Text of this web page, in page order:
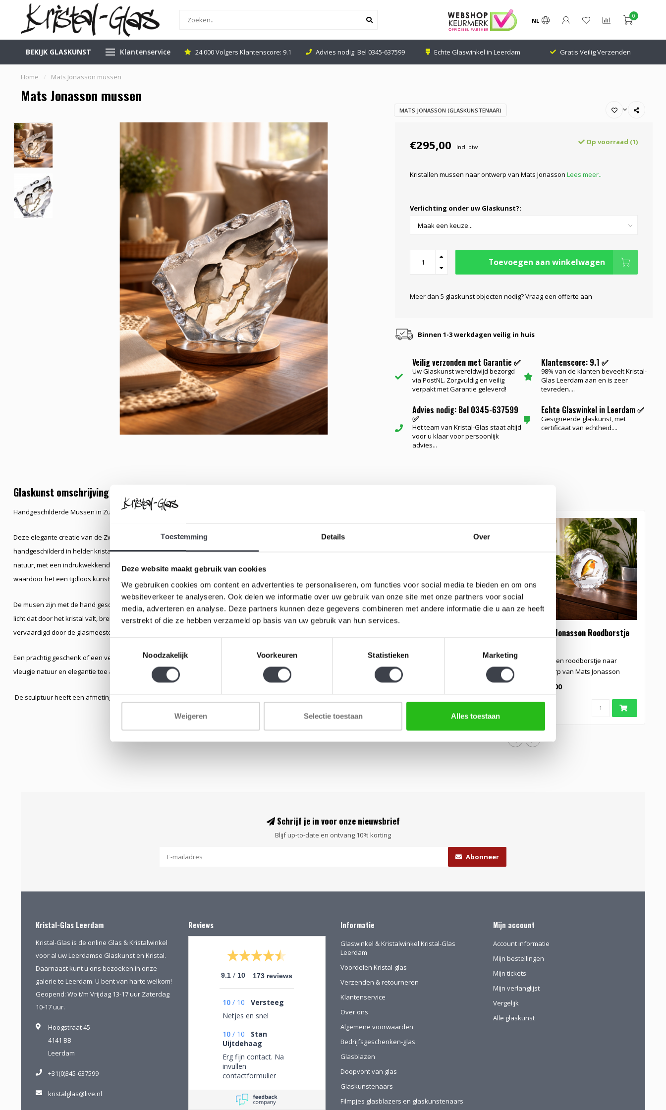
Toestemming Details Over
Deze website maakt gebruik van cookies
We gebruiken cookies om content en advertenties te personaliseren, om functies voor social media te bieden en om ons
websiteverkeer te analyseren. Ook delen we informatie over uw gebruik van onze site met onze partners voor social
media, adverteren en analyse. Deze partners kunnen deze gegevens combineren met andere informatie die u aan ze heeft
verstrekt of die ze hebben verzameld op basis van uw gebruik van hun services.
Noodzakelijk
Voorkeuren Statistieken Marketing
Weigeren Selectie toestaan Alles toestaan
NL
0
BEKIJK GLASKUNST Klantenservice
in Leerdam Gratis Veilig Verzenden 24.000 Volgers Klantenscore: 9.1 Advies nodig: Bel 0345-637599 Echte Glaswinkel in Leerdam Gratis Veilig Verzenden
Home / Mats Jonasson mussen
Mats Jonasson mussen
MATS JONASSON (GLASKUNSTENAAR)
€295,00 Incl. btw
Op voorraad (1)
Kristallen mussen naar ontwerp van Mats Jonasson Lees meer..
Verlichting onder uw Glaskunst?:
Toevoegen aan winkelwagen
Meer dan 5 glaskunst objecten nodig? Vraag een offerte aan
Binnen 1-3 werkdagen veilig in huis
Veilig verzonden met Garantie ✅
Uw Glaskunst wereldwijd bezorgd
via PostNL. Zorgvuldig en veilig
verpakt met Garantie geleverd!
Klantenscore: 9.1 ✅
98% van de klanten beveelt Kristal-
Glas Leerdam aan en is zeer
tevreden....
Advies nodig: Bel 0345-637599
✅
Het team van Kristal-Glas staat altijd
voor u klaar voor persoonlijk
advies...
Echte Glaswinkel in Leerdam ✅
Gesigneerde glaskunst, met
certificaat van echtheid....
Glaskunst omschrijving
Handgeschilderde Mussen in Zuiver Kristal - Ontworpen door Mats Jonasson
Deze elegante creatie van de Zweedse meesterontwerper Mats Jonasson toont twee mussen, zorgvuldig geëtst en
handgeschilderd in helder kristal. Het ontwerp vangt de levendigheid en schoonheid van deze charmante vogels in de
natuur, met een indrukwekkend oog voor detail. De zuivere kristallen sculptuur straalt verfijning en vakmanschap uit,
waardoor het een tijdloos kunstwerk is dat zowel modern als klassiek interieur siert.
De musen zijn met de hand geschilderd, wat elk stuk uniek maakt. De zachte kleurschakeringen en het subtiele spel van
licht dat door het kristal valt, brengen de mussen bijna tot leven. Het kristal zelf is van de hoogste zuiverheid en kwaliteit,
vervaardigd door de glasmeesters van Mats Jonasson in Zweden.
Een prachtig geschenk of een verzamelobject voor de liefhebber van hoogwaardige glas- en kristalkunst. Voeg een
vleugje natuur en elegantie toe aan uw interieur met dit unieke kunstwerk van Mats Jonasson.
De sculptuur heeft een afmeting van 16-16,5cm.
Kristallen beeld van een ijsvogel
Mats Jonasson Roodborstje
Kristallen roodborstje naar
ontwerp van Mats Jonasson
€109,00
Schrijf je in voor onze nieuwsbrief
Blijf up-to-date en ontvang 10% korting
Abonneer
Kristal-Glas Leerdam
Kristal-Glas is de online Glas & Kristalwinkel
voor al uw Leerdamse Glaskunst en Kristal.
Daarnaast kunt u ons bezoeken in onze
galerie te Leerdam. U bent van harte welkom!
Geopend: Wo t/m Vrijdag 13-17 uur Zaterdag
10-17 uur.
Hoogstraat 45
4141 BB
Leerdam
+31(0)345-637599
kristalglas@live.nl
Reviews
9.1 / 10 173 reviews
10 / 10
Versteeg
Netjes en snel
10 / 10
Stan
Uijtdehaag
Erg fijn contact. Na
invullen
contactformulier
persoonlijke wensen
besproken. Afspraak
Informatie
Glaswinkel & Kristalwinkel Kristal-Glas
Leerdam
Voordelen Kristal-glas
Verzenden & retourneren
Klantenservice
Over ons
Algemene voorwaarden
Bedrijfsgeschenken-glas
Glasblazen
Doopvont van glas
Glaskunstenaars
Filmpjes glasblazers en glaskunstenaars
Mijn account
Account informatie
Mijn bestellingen
Mijn tickets
Mijn verlanglijst
Vergelijk
Alle glaskunst